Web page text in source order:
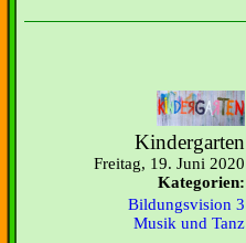
Kindergarten
Freitag, 19. Juni 2020
Kategorien:
Bildungsvision 3
Musik und Tanz